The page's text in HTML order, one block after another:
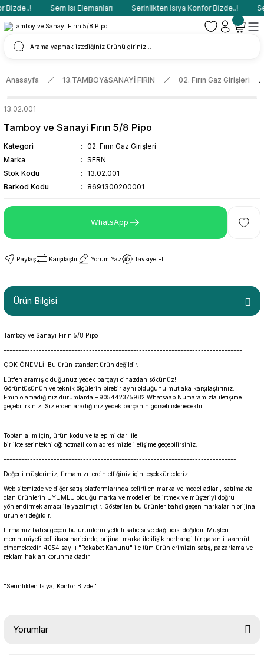
Sern Isı Elemanları Serinlikten Isıya Konfor Bizde..!
Anasayfa 13.TAMBOY&SANAYİ FIRIN 02. Fırın Gaz Girişleri
13.02.001
Tamboy ve Sanayi Fırın 5/8 Pipo
Kategori
02. Fırın Gaz Girişleri
Marka
SERN
Stok Kodu
13.02.001
Barkod Kodu
8691300200001
WhatsApp
Paylaş Karşılaştır Yorum Yaz Tavsiye Et
Ürün Bilgisi
Tamboy ve Sanayi Fırın 5/8 Pipo
---------------------------------------------------------------------------------
ÇOK ÖNEMLİ: Bu ürün standart ürün değildir.
Lütfen aramış olduğunuz yedek parçayı cihazdan sökünüz!
Görüntüsünün ve teknik ölçülerin birebir aynı olduğunu mutlaka karşılaştırınız.
Emin olamadığınız durumlarda +905442375982 Whatsaap Numaramızla iletişime
geçebilirsiniz. Sizlerden aradığınız yedek parçanın görseli istenecektir.
-------------------------------------------------------------------------------
Toptan alım için, ürün kodu ve talep miktarı ile
birlikte serinteknik@hotmail.com adresimizle iletişime geçebilirsiniz.
-------------------------------------------------------------------------------
Değerli müşterimiz, firmamızı tercih ettiğiniz için teşekkür ederiz.
Web sitemizde ve diğer satış platformlarında belirtilen marka ve model adları, satılmakta
olan ürünlerin UYUMLU olduğu marka ve modelleri belirtmek ve müşteriyi doğru
yönlendirmek amacı ile yazılmıştır. Gösterilen bu ürünler bahsi geçen markaların orijinal
ürünleri değildir.
Firmamız bahsi geçen bu ürünlerin yetkili satıcısı ve dağıtıcısı değildir. Müşteri
memnuniyeti politikası haricinde, orijinal marka ile ilişik herhangi bir garanti taahhüt
etmemektedir. 4054 sayılı "Rekabet Kanunu" ile tüm ürünlerimizin satış, pazarlama ve
reklam hakları korunmaktadır.
"Serinlikten Isıya, Konfor Bizde!"
Yorumlar